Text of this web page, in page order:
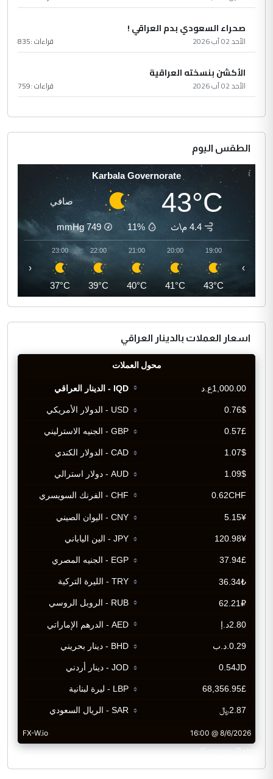
صحراء السعودي بدم العراقي !
الأحد 02 آب 2026 قراءات :835
الأكشن بنسخته العراقية
الأحد 02 آب 2026 قراءات :759
الطقس اليوم
Karbala Governorate
43°C صافي
4.4 م\ث 11%
749
mmHg
19:00
43°C
20:00
41°C
21:00
40°C
22:00
39°C
23:00
37°C
‹ ›
اسعار العملات بالدينار العراقي
CurrencyRate